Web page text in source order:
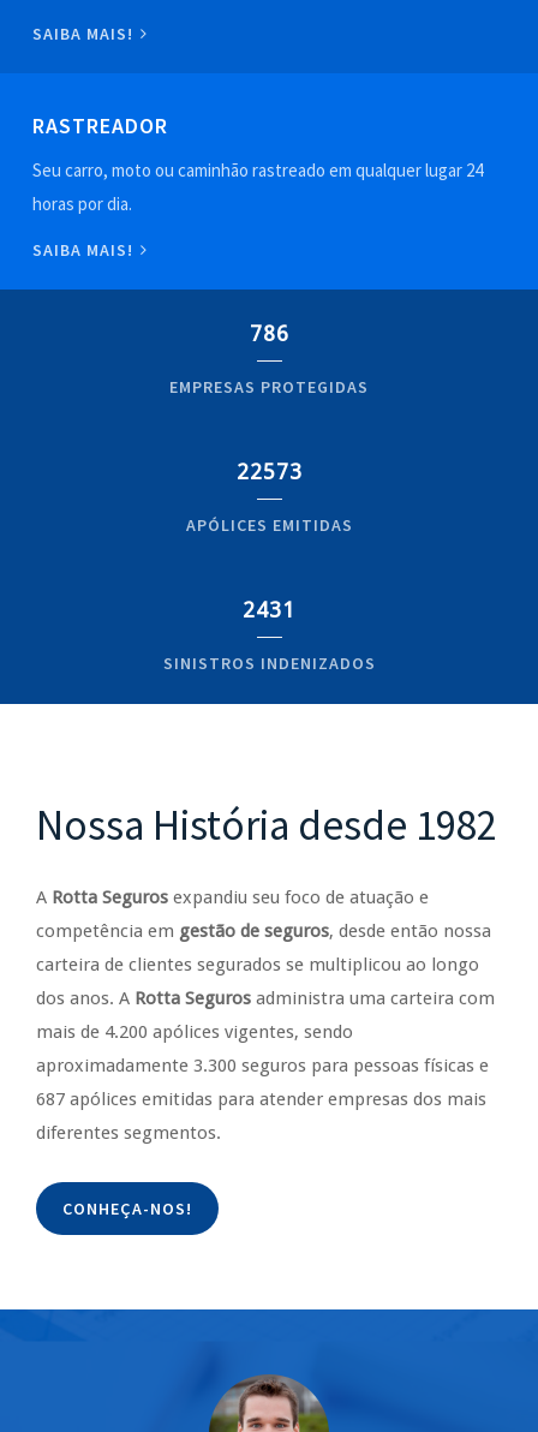
SAIBA MAIS!
RASTREADOR
Seu carro, moto ou caminhão rastreado em qualquer lugar 24
horas por dia.
SAIBA MAIS!
786
EMPRESAS PROTEGIDAS
22573
APÓLICES EMITIDAS
2431
SINISTROS INDENIZADOS
Nossa História desde 1982
A Rotta Seguros expandiu seu foco de atuação e
competência em gestão de seguros, desde então nossa
carteira de clientes segurados se multiplicou ao longo
dos anos. A Rotta Seguros administra uma carteira com
mais de 4.200 apólices vigentes, sendo
aproximadamente 3.300 seguros para pessoas físicas e
687 apólices emitidas para atender empresas dos mais
diferentes segmentos.
CONHEÇA-NOS!